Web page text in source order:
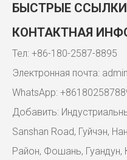
БЫСТРЫЕ ССЫЛКИ
КОНТАКТНАЯ
Тел: +86-180-2587-8895
Электронная почта:
WhatsApp:
Добавить:
Sanshan Road, Гуйчэн,
Район, Фошань, Гуандун,